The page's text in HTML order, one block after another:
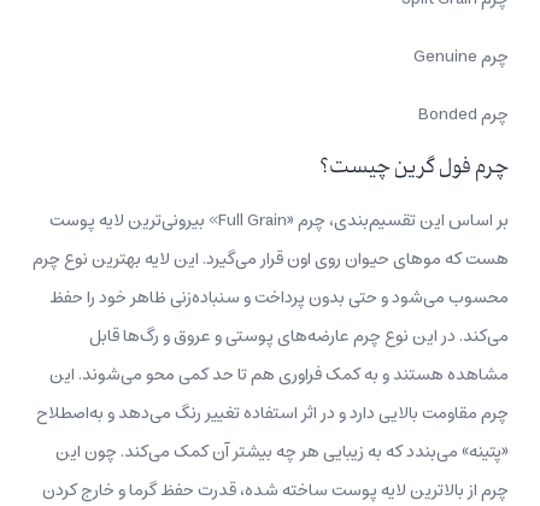
چرم Genuine
چرم Bonded
چرم فول گرین چیست؟
بر اساس این تقسیم‌بندی، چرم «Full Grain» بیرونی‌ترین لایه پوست
هست که موهای حیوان روی اون‌ قرار می‌گیرد. این لایه بهترین نوع چرم
محسوب‌ می‌شود و حتی بدون پرداخت و سنباده‌زنی ظاهر خود را حفظ
می‌کند. در این نوع چرم عارضه‌های پوستی و عروق و رگ‌ها قابل
مشاهده هستند و به کمک فراوری‌ هم تا حد کمی محو می‌شوند. این
چرم مقاومت بالایی دارد و در اثر استفاده تغییر رنگ می‌دهد و به‌اصطلاح
«پتینه» می‌بندد که به زیبایی هر چه بیشتر آن کمک می‌کند. چون این
چرم از بالاترین لایه پوست ساخته شده، قدرت حفظ گرما و خارج کردن